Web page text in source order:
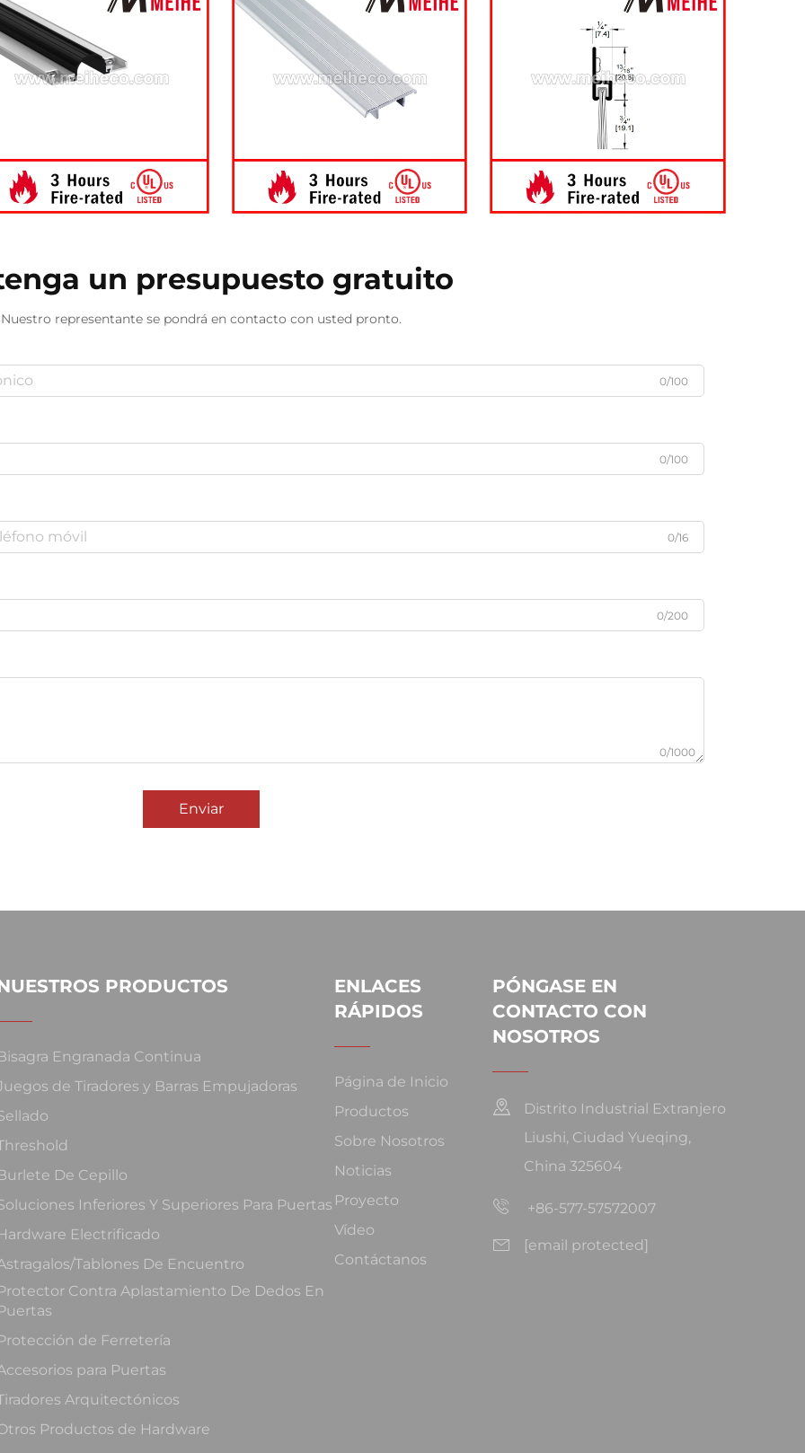
un presupuesto gratuito
Nuestro representante se pondrá en contacto con usted pronto.
0/100
0/100
0/16
0/200
0/1000
Enviar
PRODUCTOS
Engranada Continua
de Tiradores y Barras Empujadoras
De Cepillo
Inferiores Y Superiores Para Puertas
Electrificado
Tablones De Encuentro
Contra Aplastamiento De Dedos En
de Ferretería
para Puertas
Arquitectónicos
Productos de Hardware
ENLACES
RÁPIDOS
Página de Inicio
Productos
Sobre Nosotros
Noticias
Proyecto
Vídeo
Contáctanos
PÓNGASE EN
CONTACTO CON
NOSOTROS
Distrito Industrial Extranjero
Liushi, Ciudad Yueqing,
China 325604
+86-577-57572007
[email protected]